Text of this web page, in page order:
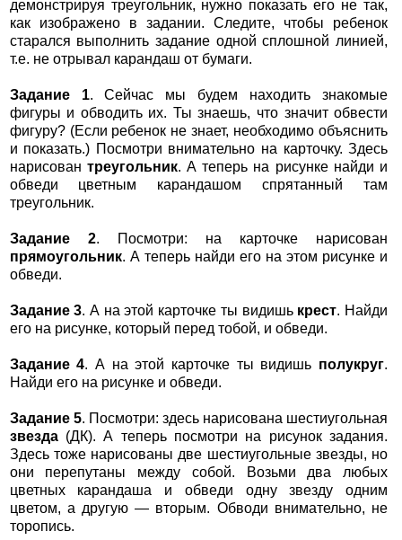
демонстрируя треугольник, нужно показать его не так,
как изображено в задании. Следите, чтобы ребенок
старался выполнить задание одной сплошной линией,
т.е. не отрывал карандаш от бумаги.
Задание 1. Сейчас мы будем находить знакомые
фигуры и обводить их. Ты знаешь, что значит обвести
фигуру? (Если ребенок не знает, необходимо объяснить
и показать.) Посмотри внимательно на карточку. Здесь
нарисован треугольник. А теперь на рисунке найди и
обведи цветным карандашом спрятанный там
треугольник.
Задание 2. Посмотри: на карточке нарисован
прямоугольник. А теперь найди его на этом рисунке и
обведи.
Задание 3. А на этой карточке ты видишь крест. Найди
его на рисунке, который перед тобой, и обведи.
Задание 4. А на этой карточке ты видишь полукруг.
Найди его на рисунке и обведи.
Задание 5. Посмотри: здесь нарисована шестиугольная
звезда(ДК). А теперь посмотри на рисунок задания.
Здесь тоже нарисованы две шестиугольные звезды, но
они перепутаны между собой. Возьми два любых
цветных карандаша и обведи одну звезду одним
цветом, а другую — вторым. Обводи внимательно, не
торопись.